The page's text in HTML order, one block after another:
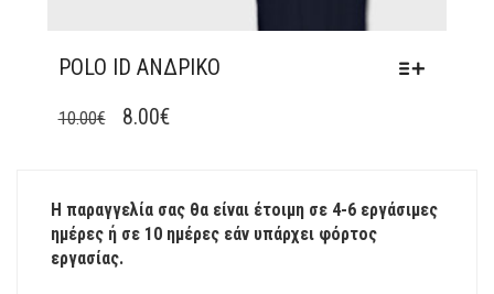
POLO ID ΑΝΔΡΙΚΌ
ΤΟ
ΠΑΡΑΛΛΑΓΈΣ.
ΟΙ
ΕΠΙΛΟΓΈΣ
10.00€ 8.00€
Η παραγγελία σας θα είναι έτοιμη σε 4-6 εργάσιμες
ημέρες ή σε 10 ημέρες εάν υπάρχει φόρτος
εργασίας.